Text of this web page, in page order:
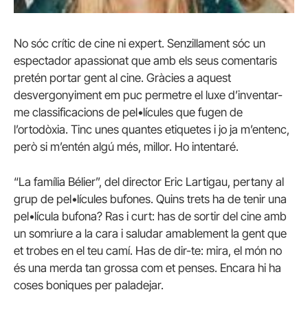
No sóc crític de cine ni expert. Senzillament sóc un
espectador apassionat que amb els seus comentaris
pretén portar gent al cine. Gràcies a aquest
desvergonyiment em puc permetre el luxe d’inventar-
me classificacions de pel•lícules que fugen de
l’ortodòxia. Tinc unes quantes etiquetes i jo ja m’entenc,
però si m’entén algú més, millor. Ho intentaré.
“La família Bélier”, del director Eric Lartigau, pertany al
grup de pel•lícules bufones. Quins trets ha de tenir una
pel•lícula bufona? Ras i curt: has de sortir del cine amb
un somriure a la cara i saludar amablement la gent que
et trobes en el teu camí. Has de dir-te: mira, el món no
és una merda tan grossa com et penses. Encara hi ha
coses boniques per paladejar.